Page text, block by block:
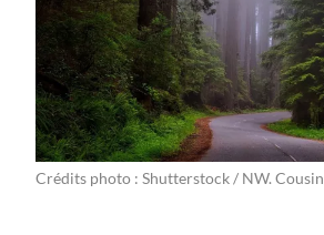
Crédits photo : Shutterstock / NW. Cousin